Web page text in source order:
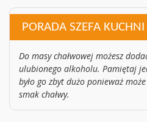
PORADA SZEFA KUCHNI
Do masy chałwowej możesz
ulubionego alkoholu. Pamiętaj
było go zbyt dużo ponieważ
smak chałwy.